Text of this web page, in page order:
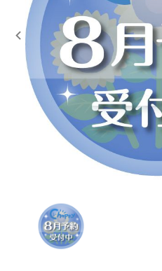
カプセルトイ
販促用空カプセル
レンタル
景品・玩具・文具
販促用カプセルトイ